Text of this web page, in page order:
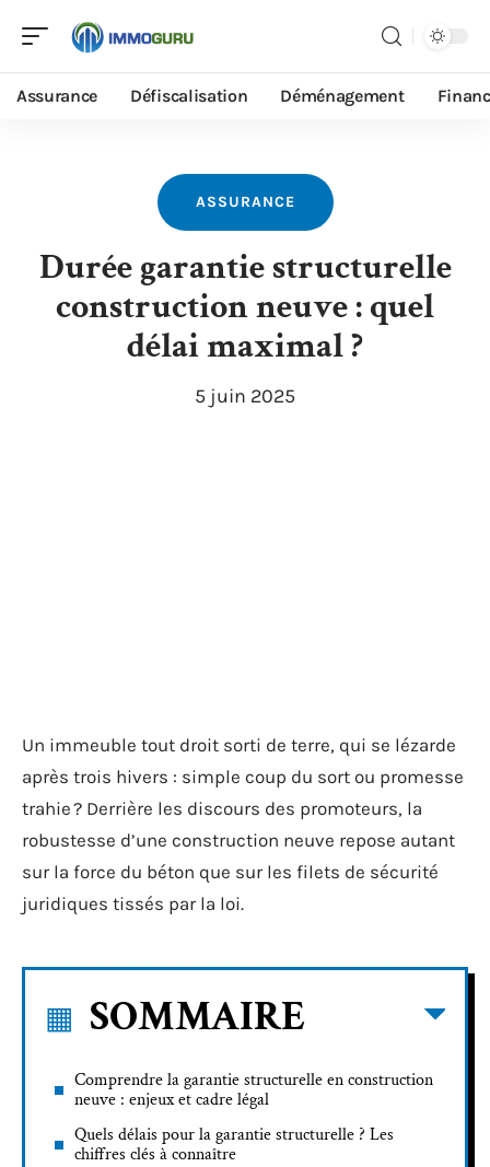
Assurance Défiscalisation Déménagement
ASSURANCE
Durée garantie structurelle
construction neuve : quel
délai maximal ?
5 juin 2025
Un immeuble tout droit sorti de terre, qui se lézarde
après trois hivers : simple coup du sort ou promesse
trahie ? Derrière les discours des promoteurs, la
robustesse d’une construction neuve repose autant
sur la force du béton que sur les filets de sécurité
juridiques tissés par la loi.
SOMMAIRE
Comprendre la garantie structurelle en construction
neuve : enjeux et cadre légal
Quels délais pour la garantie structurelle ? Les
chiffres clés à connaître